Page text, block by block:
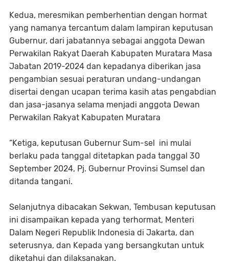
Kedua, meresmikan pemberhentian dengan hormat
yang namanya tercantum dalam lampiran keputusan
Gubernur, dari jabatannya sebagai anggota Dewan
Perwakilan Rakyat Daerah Kabupaten Muratara Masa
Jabatan 2019-2024 dan kepadanya diberikan jasa
pengambian sesuai peraturan undang-undangan
disertai dengan ucapan terima kasih atas pengabdian
dan jasa-jasanya selama menjadi anggota Dewan
Perwakilan Rakyat Kabupaten Muratara
“Ketiga, keputusan Gubernur Sum-sel ini mulai
berlaku pada tanggal ditetapkan pada tanggal 30
September 2024, Pj. Gubernur Provinsi Sumsel dan
ditanda tangani.
Selanjutnya dibacakan Sekwan, Tembusan keputusan
ini disampaikan kepada yang terhormat, Menteri
Dalam Negeri Republik Indonesia di Jakarta, dan
seterusnya, dan Kepada yang bersangkutan untuk
diketahui dan dilaksanakan.